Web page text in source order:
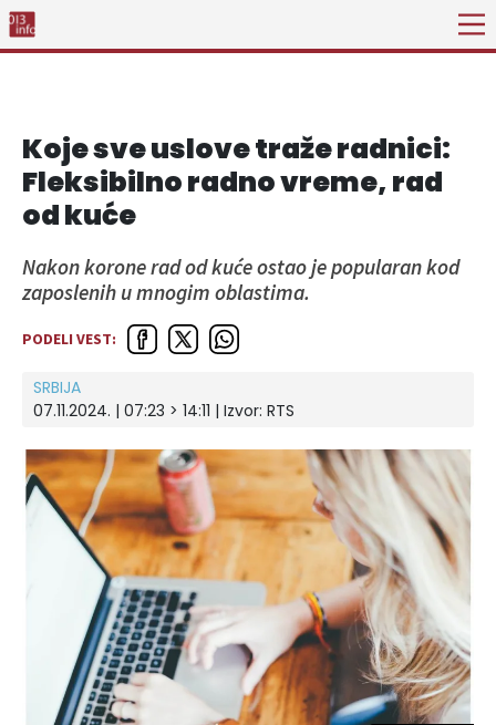
Koje sve uslove traže radnici:
Fleksibilno radno vreme, rad
od kuće
Nakon korone rad od kuće ostao je popularan kod
zaposlenih u mnogim oblastima.
PODELI VEST:
SRBIJA
07.11.2024. | 07:23 > 14:11 | Izvor: RTS